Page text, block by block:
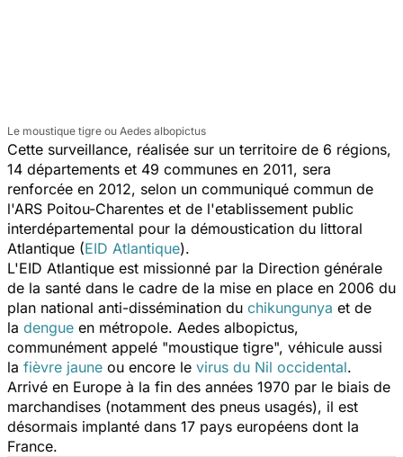
Le moustique tigre ou Aedes albopictus
Cette surveillance, réalisée sur un territoire de 6 régions,
14 départements et 49 communes en 2011, sera
renforcée en 2012, selon un communiqué commun de
l'ARS Poitou-Charentes et de l'etablissement public
interdépartemental pour la démoustication du littoral
Atlantique (EID Atlantique).
L'EID Atlantique est missionné par la Direction générale
de la santé dans le cadre de la mise en place en 2006 du
plan national anti-dissémination du chikungunya et de
la dengue en métropole. Aedes albopictus,
communément appelé "moustique tigre", véhicule aussi
la fièvre jaune ou encore le virus du Nil occidental.
Arrivé en Europe à la fin des années 1970 par le biais de
marchandises (notamment des pneus usagés), il est
désormais implanté dans 17 pays européens dont la
France.